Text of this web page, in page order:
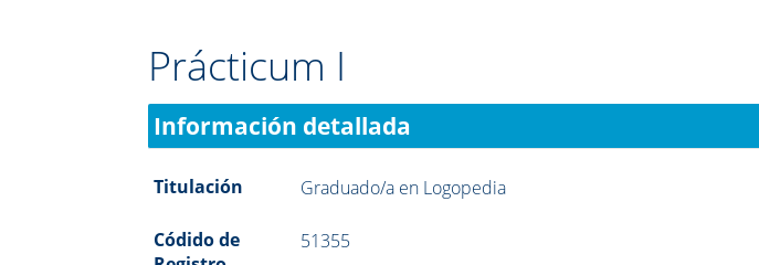
Prácticum I
Información detallada
Titulación Graduado/a en Logopedia
Códido de
51355